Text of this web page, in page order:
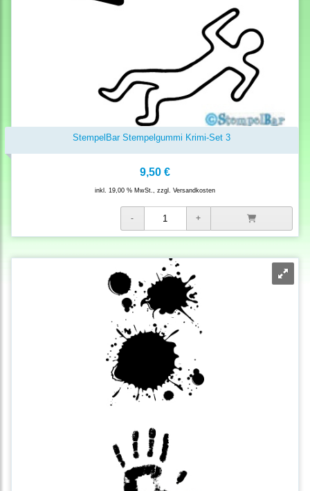
StempelBar Stempelgummi Krimi-Set 3
9,50 €
inkl. 19,00 % MwSt., zzgl. Versandkosten